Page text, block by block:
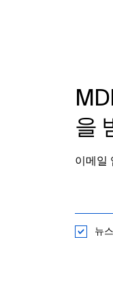
을
이메일
뉴